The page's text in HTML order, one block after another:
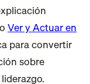
Ver y Actuar en
para convertir
sobre